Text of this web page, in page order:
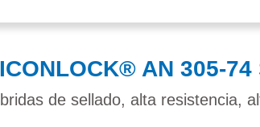
AN 305-
de sellado, alta resistencia,